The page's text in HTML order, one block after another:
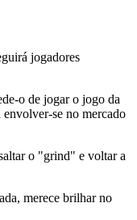
jogadores
o de jogar o jogo da
se no mercado
o "grind" e voltar a
merece brilhar no